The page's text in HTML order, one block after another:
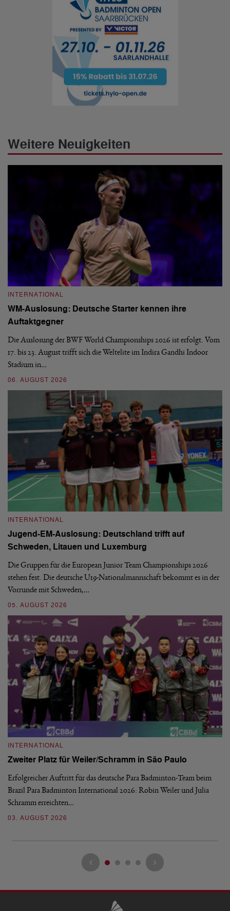
Weitere Neuigkeiten
INTERNATIONAL
WM-Auslosung: Deutsche Starter kennen ihre
Auftaktgegner
Die Auslosung der BWF World Championships 2026 ist erfolgt. Vom
17. bis 23. August trifft sich die Weltelite im Indira Gandhi Indoor
Stadium in…
06. AUGUST 2026
INTERNATIONAL
Jugend-EM-Auslosung: Deutschland trifft auf
Schweden, Litauen und Luxemburg
Die Gruppen für die European Junior Team Championships 2026
stehen fest. Die deutsche U19-Nationalmannschaft bekommt es in der
Vorrunde mit Schweden,…
05. AUGUST 2026
INTERNATIONAL
Zweiter Platz für Weiler/Schramm in São Paulo
Erfolgreicher Auftritt für das deutsche Para Badminton-Team beim
Brazil Para Badminton International 2026: Robin Weiler und Julia
Schramm erreichten…
03. AUGUST 2026